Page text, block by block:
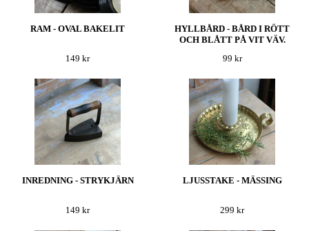
RAM - OVAL BAKELIT
149 kr
HYLLBÅRD - BÅRD I RÖTT
OCH BLÅTT PÅ VIT VÄV.
99 kr
INREDNING - STRYKJÄRN
149 kr
LJUSSTAKE - MÄSSING
299 kr